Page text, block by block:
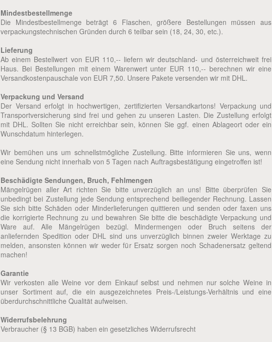
Mindestbestellmenge
Die Mindestbestellmenge beträgt 6 Flaschen, größere Bestellungen müssen aus
verpackungstechnischen Gründen durch 6 teilbar sein (18, 24, 30, etc.).
Lieferung
Ab einem Bestellwert von EUR 110,-- liefern wir deutschland- und österreichweit frei
Haus. Bei Bestellungen mit einem Warenwert unter EUR 110,-- berechnen wir eine
Versandkostenpauschale von EUR 7,50. Unsere Pakete versenden wir mit DHL.
Verpackung und Versand
Der Versand erfolgt in hochwertigen, zertifizierten Versandkartons! Verpackung und
Transportversicherung sind frei und gehen zu unseren Lasten. Die Zustellung erfolgt
mit DHL. Sollten Sie nicht erreichbar sein, können Sie ggf. einen Ablageort oder ein
Wunschdatum hinterlegen.
Wir bemühen uns um schnellstmögliche Zustellung. Bitte informieren Sie uns, wenn
eine Sendung nicht innerhalb von 5 Tagen nach Auftragsbestätigung eingetroffen ist!
Beschädigte Sendungen, Bruch, Fehlmengen
Mängelrügen aller Art richten Sie bitte unverzüglich an uns! Bitte überprüfen Sie
unbedingt bei Zustellung jede Sendung entsprechend beiliegender Rechnung. Lassen
Sie sich bitte Schäden oder Minderlieferungen quittieren und senden oder faxen uns
die korrigierte Rechnung zu und bewahren Sie bitte die beschädigte Verpackung und
Ware auf. Alle Mängelrügen bezügl. Mindermengen oder Bruch seitens der
anliefernden Spedition oder DHL sind uns unverzüglich binnen zweier Werktage zu
melden, ansonsten können wir weder für Ersatz sorgen noch Schadenersatz geltend
machen!
Garantie
Wir verkosten alle Weine vor dem Einkauf selbst und nehmen nur solche Weine in
unser Sortiment auf, die ein ausgezeichnetes Preis-/Leistungs-Verhältnis und eine
überdurchschnittliche Qualität aufweisen.
Widerrufsbelehrung
Verbraucher (§ 13 BGB) haben ein gesetzliches Widerrufsrecht